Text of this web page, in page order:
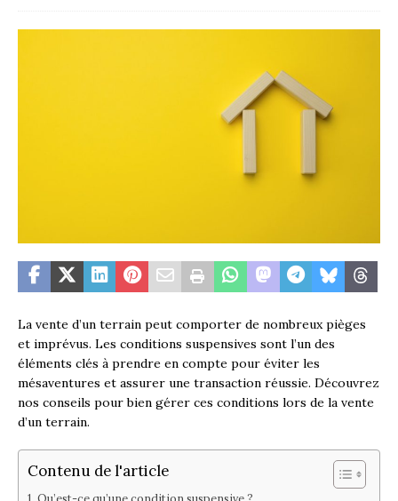
La vente d’un terrain peut comporter de nombreux pièges
et imprévus. Les conditions suspensives sont l’un des
éléments clés à prendre en compte pour éviter les
mésaventures et assurer une transaction réussie. Découvrez
nos conseils pour bien gérer ces conditions lors de la vente
d’un terrain.
Contenu de l'article
Qu’est-ce qu’une condition suspensive ?